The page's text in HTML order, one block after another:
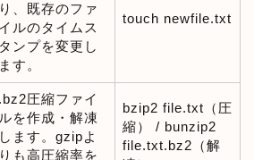
り、既存のファ
イルのタイムス
タンプを変更し
ます。
touch newfile.txt
.bz2圧縮ファイ
ルを作成・解凍
します。gzipよ
りも高圧縮率を
bzip2 file.txt（圧
縮） / bunzip2
file.txt.bz2（解